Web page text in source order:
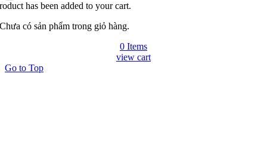
has been added to your cart.
Chưa có sản phẩm trong giỏ hàng.
0 Items
view cart
Go to Top